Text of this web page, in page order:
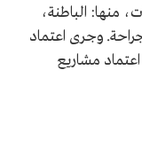
منها: الباطنة،
وجرى اعتماد
مشاريع